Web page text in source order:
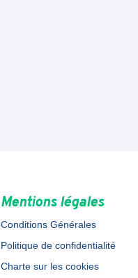
Mentions légales
Conditions Générales
Politique de confidentialité
Charte sur les cookies